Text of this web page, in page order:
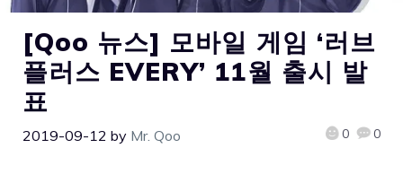
[Qoo 뉴스] 모바일 게임 ‘러브
플러스 EVERY’ 11월 출시 발
표
2019-09-12 by Mr. Qoo 0 0